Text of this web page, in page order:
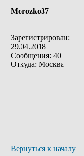
Morozko37
Зарегистрирован:
29.04.2018
Сообщения: 40
Откуда: Москва
Вернуться к началу